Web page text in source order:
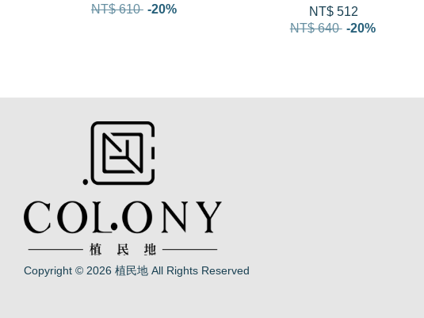
NT$ 610 -20%
NT$ 512
NT$ 640 -20%
Copyright © 2026 植民地 All Rights Reserved